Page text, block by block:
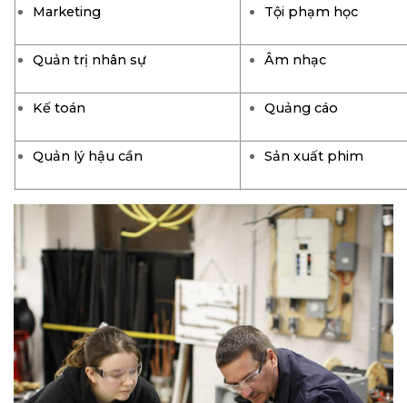
Marketing Tội phạm học
Quản trị nhân sự Âm nhạc
Kế toán Quảng cáo
Quản lý hậu cần Sản xuất phim